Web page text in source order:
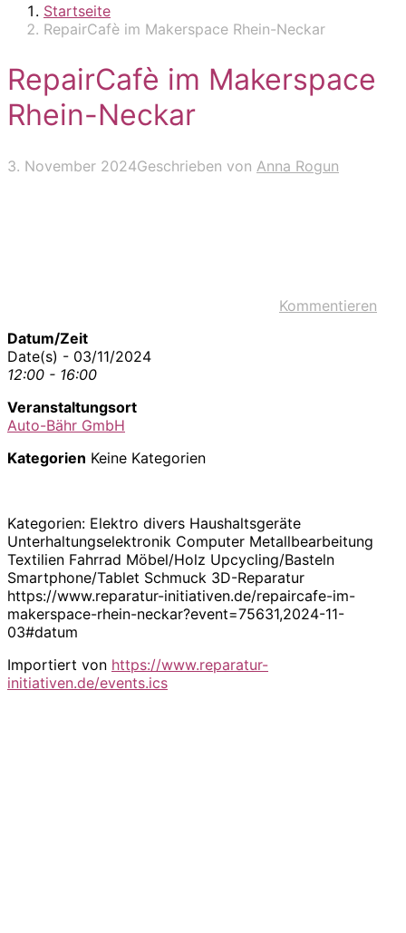
Startseite
RepairCafè im Makerspace Rhein-Neckar
RepairCafè im Makerspace
Rhein-Neckar
3. November 2024Geschrieben von Anna Rogun
Kommentieren
Datum/Zeit
Date(s) - 03/11/2024
12:00 - 16:00
Veranstaltungsort
Auto-Bähr GmbH
Kategorien Keine Kategorien
Kategorien: Elektro divers Haushaltsgeräte
Unterhaltungselektronik Computer Metallbearbeitung
Textilien Fahrrad Möbel/Holz Upcycling/Basteln
Smartphone/Tablet Schmuck 3D-Reparatur
https://www.reparatur-initiativen.de/repaircafe-im-
makerspace-rhein-neckar?event=75631,2024-11-
03#datum
Importiert von https://www.reparatur-
initiativen.de/events.ics